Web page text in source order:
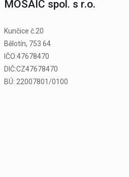
MOSAIC spol. s r.o.
Kunčice č.20
Bělotín, 753 64
IČO:47678470
DIČ:CZ47678470
BÚ: 22007801/0100